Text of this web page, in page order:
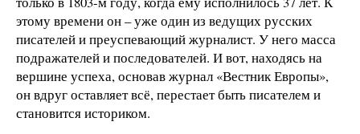
этому времени он – уже один из ведущих русских
писателей и преуспевающий журналист. У него масса
подражателей и последователей. И вот, находясь на
вершине успеха, основав журнал «Вестник Европы»,
он вдруг оставляет всё, перестает быть писателем и
становится историком.